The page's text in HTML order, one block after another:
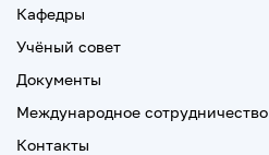
Кафедры
Учёный совет
Документы
Международное сотрудничество
Контакты